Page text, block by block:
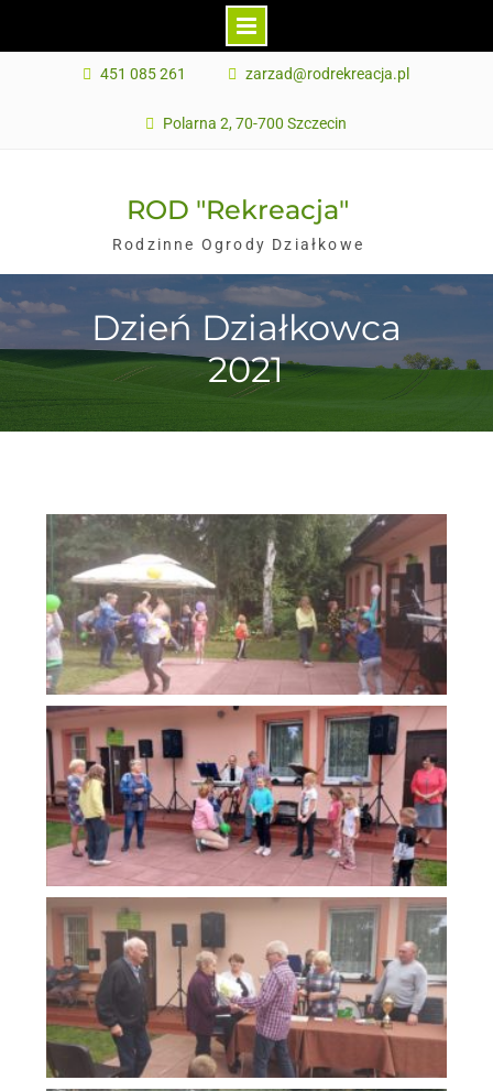
451 085 261 zarzad@rodrekreacja.pl
Polarna 2, 70-700 Szczecin
ROD "Rekreacja"
Rodzinne Ogrody Działkowe
Dzień Działkowca
2021